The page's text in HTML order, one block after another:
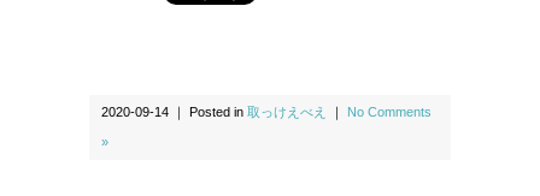
2020-09-14 ｜ Posted in 取っけえべえ ｜ No Comments
»